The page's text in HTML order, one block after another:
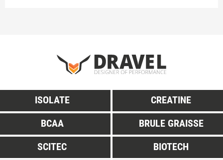
ISOLATE
CREATINE
BCAA
BRULE GRAISSE
SCITEC
BIOTECH